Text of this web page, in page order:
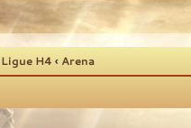
Ligue H4 ‹ Arena